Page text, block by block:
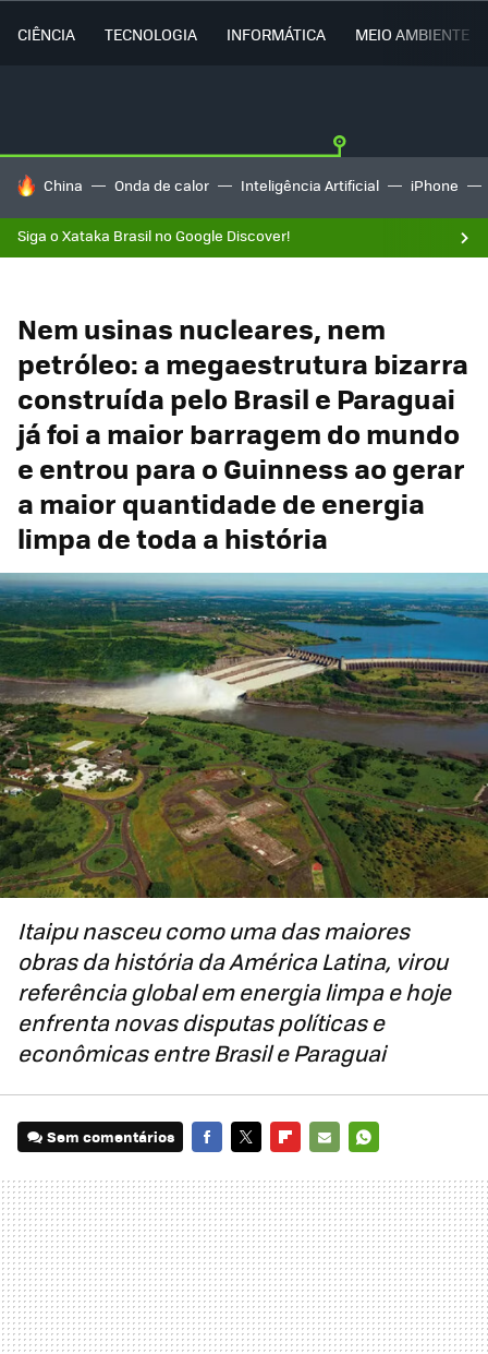
CIÊNCIA TECNOLOGIA INFORMÁTICA MEIO AMBIENTE
TENDÊNCIAS DO DIA
China Onda de calor Inteligência Artificial iPhone
Siga o Xataka Brasil no Google Discover!
Nem usinas nucleares, nem
petróleo: a megaestrutura bizarra
construída pelo Brasil e Paraguai
já foi a maior barragem do mundo
e entrou para o Guinness ao gerar
a maior quantidade de energia
limpa de toda a história
Itaipu nasceu como uma das maiores
obras da história da América Latina, virou
referência global em energia limpa e hoje
enfrenta novas disputas políticas e
econômicas entre Brasil e Paraguai
Sem comentários
MAIL